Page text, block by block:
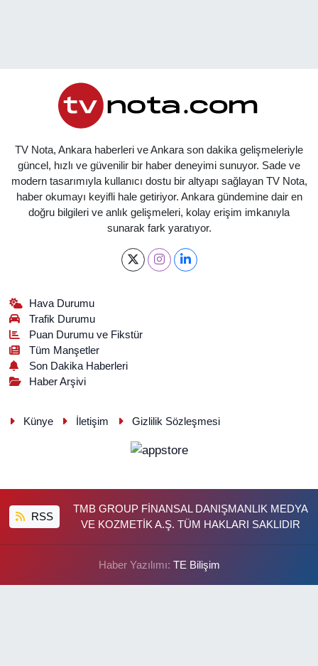
TV Nota, Ankara haberleri ve Ankara son dakika gelişmeleriyle
güncel, hızlı ve güvenilir bir haber deneyimi sunuyor. Sade ve
modern tasarımıyla kullanıcı dostu bir altyapı sağlayan TV Nota,
haber okumayı keyifli hale getiriyor. Ankara gündemine dair en
doğru bilgileri ve anlık gelişmeleri, kolay erişim imkanıyla
sunarak fark yaratıyor.
Hava Durumu
Trafik Durumu
Puan Durumu ve Fikstür
Tüm Manşetler
Son Dakika Haberleri
Haber Arşivi
Künye İletişim Gizlilik Sözleşmesi
RSS
TMB GROUP FİNANSAL DANIŞMANLIK MEDYA
VE KOZMETİK A.Ş. TÜM HAKLARI SAKLIDIR
Haber Yazılımı: TE Bilişim